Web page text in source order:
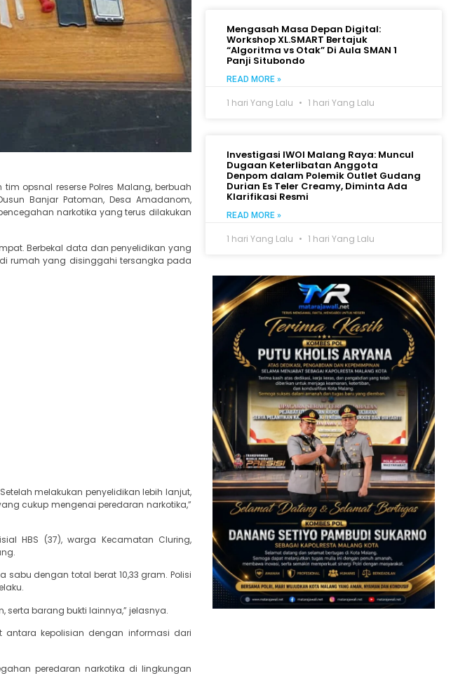
opsnal reserse Polres Malang, berbuah
Banjar Patoman, Desa Amadanom,
narkotika yang terus dilakukan
Berbekal data dan penyelidikan yang
rumah yang disinggahi tersangka pada
melakukan penyelidikan lebih lanjut,
cukup mengenai peredaran narkotika,”
HBS (37), warga Kecamatan Cluring,
dengan total berat 10,33 gram. Polisi
serta barang bukti lainnya,” jelasnya.
kepolisian dengan informasi dari
peredaran narkotika di lingkungan
Mengasah Masa Depan Digital:
Workshop XL.SMART Bertajuk
“Algoritma vs Otak” Di Aula SMAN 1
Panji Situbondo
READ MORE »
1 hari Yang Lalu 1 hari Yang Lalu
Investigasi IWOI Malang Raya: Muncul
Dugaan Keterlibatan Anggota
Denpom dalam Polemik Outlet Gudang
Durian Es Teler Creamy, Diminta Ada
Klarifikasi Resmi
READ MORE »
1 hari Yang Lalu 1 hari Yang Lalu